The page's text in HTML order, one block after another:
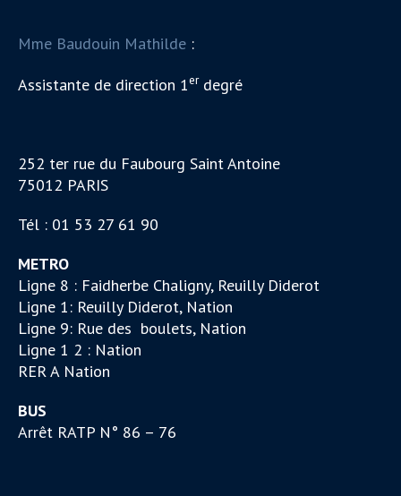
Mme Baudouin Mathilde :
Assistante de direction 1erdegré
252 ter rue du Faubourg Saint Antoine
75012 PARIS
Tél : 01 53 27 61 90
METRO
Ligne 8 : Faidherbe Chaligny, Reuilly Diderot
Ligne 1: Reuilly Diderot, Nation
Ligne 9: Rue des boulets, Nation
Ligne 1 2 : Nation
RER A Nation
BUS
Arrêt RATP N° 86 – 76